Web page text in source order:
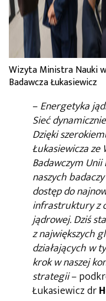
Wizyta Ministra Nauki
Badawcza Łukasiewicz
–Energetyka
Sieć
Dzięki
Łukasiewicza
Badawczym
naszych
dostęp do
infrastruktury z
jądrowej. Dziś
z największych
działających w
krok w naszej
strategii–
Łukasiewicz dr